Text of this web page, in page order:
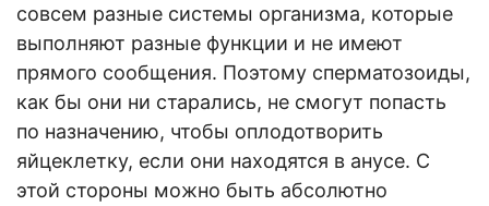
совсем разные системы организма, которые
выполняют разные функции и не имеют
прямого сообщения. Поэтому сперматозоиды,
как бы они ни старались, не смогут попасть
по назначению, чтобы оплодотворить
яйцеклетку, если они находятся в анусе. С
этой стороны можно быть абсолютно